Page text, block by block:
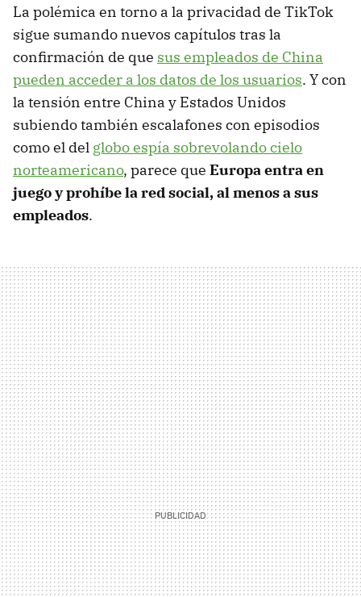
La polémica en torno a la privacidad de TikTok
sigue sumando nuevos capítulos tras la
confirmación de que sus empleados de China
pueden acceder a los datos de los usuarios. Y con
la tensión entre China y Estados Unidos
subiendo también escalafones con episodios
como el del globo espía sobrevolando cielo
norteamericano, parece que Europa entra en
juego y prohíbe la red social, al menos a sus
empleados.